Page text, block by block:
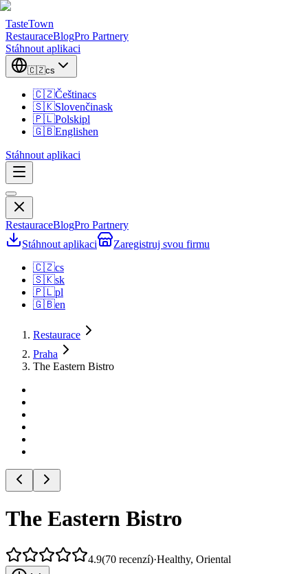
TasteTown
RestauraceBlogPro Partnery
Stáhnout aplikaci
🇨🇿cs
🇨🇿Češtinacs
🇸🇰Slovenčinask
🇵🇱Polskipl
🇬🇧Englishen
Stáhnout aplikaci
RestauraceBlogPro Partnery
Stáhnout aplikaci
Zaregistruj svou firmu
🇨🇿cs
🇸🇰sk
🇵🇱pl
🇬🇧en
Restaurace
Praha
The Eastern Bistro
The Eastern Bistro
4.9(70 recenzí)·Healthy, Oriental